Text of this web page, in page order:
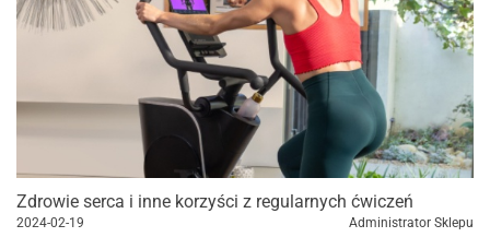
Zdrowie serca i inne korzyści z regularnych ćwiczeń
2024-02-19 Administrator Sklepu